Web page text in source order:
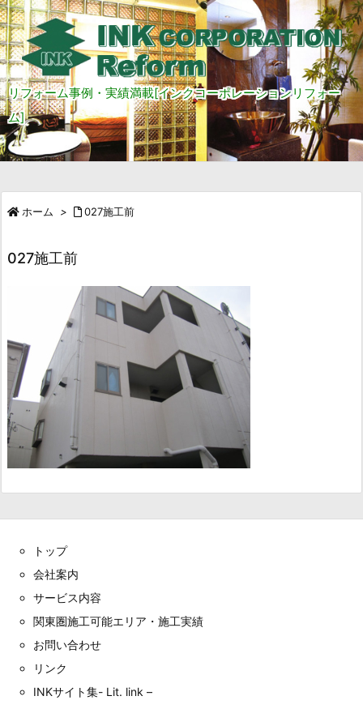
リフォーム事例・実績満載[インクコーポレーションリフォー
ム]
ホーム > 027施工前
027施工前
トップ
会社案内
サービス内容
関東圏施工可能エリア・施工実績
お問い合わせ
リンク
INKサイト集- Lit. link –